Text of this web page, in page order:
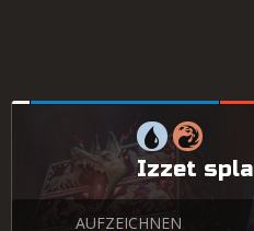
Izzet
AUFZEICHNEN